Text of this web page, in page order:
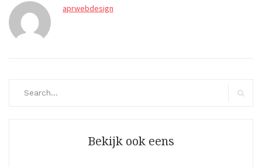
aprwebdesign
Bekijk ook eens